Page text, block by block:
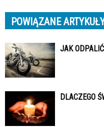
POWIĄZANE
JAK
DLACZEGO